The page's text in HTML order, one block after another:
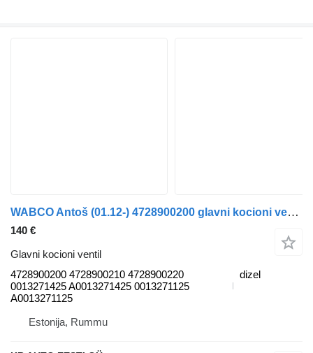
WABCO Antoš (01.12-) 4728900200 glavni kocioni ventil za Mercedes-Benz Actros MP4 Antos Arocs (2012-) kamiona
140 €
Glavni kocioni ventil
4728900200 4728900210 4728900220
0013271425 A0013271425 0013271125
A0013271125
dizel
Estonija, Rummu